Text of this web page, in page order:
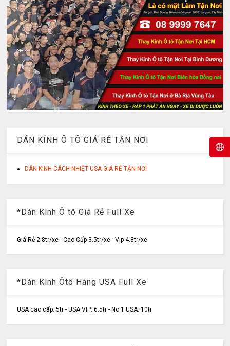
DÁN KÍNH Ô TÔ GIÁ RẺ TẬN NƠI
DÁN KÍNH CÁCH NHIỆT USA GIÁ RẺ TẬN NƠI
*Dán Kính Ô tô Giá Rẻ Full Xe
Giá Rẻ 2.8tr/xe - Cao Cấp 3.5tr/xe - Vip 4.8tr/xe
*Dán Kính Ôtô Hãng USA Full Xe
USA cao cấp: 5tr - USA VIP: 6.5tr - No.1 USA: 10tr